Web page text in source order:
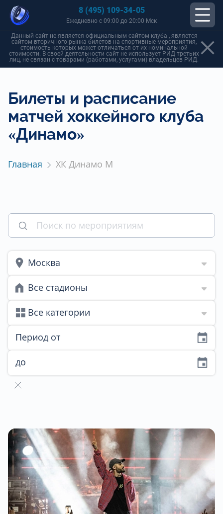
8 (495) 109-34-05
Ежедневно с 09:00 до 20:00 Мск
Данный сайт не является официальным сайтом клуба , является
сайтом вторичного рынка билетов на спортивные мероприятия,
стоимость которых может отличаться от их номинальной
стоимости. В своей деятельности сайт не использует РИД третьих
лиц, не связан с товарами (работами, услугами) владельцев РИД.
Билеты и расписание
матчей хоккейного клуба
«Динамо»
Главная ХК Динамо М
Москва
Все стадионы
Все категории
Период от
до